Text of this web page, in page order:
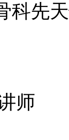
科先
师